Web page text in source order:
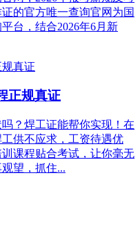
的‌官方唯一查询官网为国
台‌，结合2026年6月新
正规真证
？焊工证能帮你实现！在
供不应求，工资待遇优
课程贴合考试，让你毫无
望，抓住...